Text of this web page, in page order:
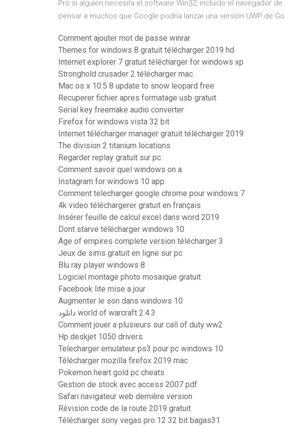
Pro si alguien necesita el software Win32, incluido el navegador
pensar a muchos que Google podría lanzar una versión UWP de
Comment ajouter mot de passe winrar
Themes for windows 8 gratuit télécharger 2019 hd
Internet explorer 7 gratuit télécharger for windows xp
Stronghold crusader 2 télécharger mac
Mac os x 10.5 8 update to snow leopard free
Recuperer fichier apres formatage usb gratuit
Serial key freemake audio converter
Firefox for windows vista 32 bit
Internet télécharger manager gratuit télécharger 2019
The division 2 titanium locations
Regarder replay gratuit sur pc
Comment savoir quel windows on a
Instagram for windows 10 app
Comment telecharger google chrome pour windows 7
4k video téléchargerer gratuit en français
Insérer feuille de calcul excel dans word 2019
Dont starve télécharger windows 10
Age of empires complete version télécharger 3
Jeux de sims gratuit en ligne sur pc
Blu ray player windows 8
Logiciel montage photo mosaique gratuit
Facebook lite mise a jour
Augmenter le son dans windows 10
دانلود world of warcraft 2.4.3
Comment jouer a plusieurs sur call of duty ww2
Hp deskjet 1050 drivers
Telecharger emulateur ps3 pour pc windows 10
Télécharger mozilla firefox 2019 mac
Pokemon heart gold pc cheats
Gestion de stock avec access 2007 pdf
Safari navigateur web dernière version
Révision code de la route 2019 gratuit
Télécharger sony vegas pro 12 32 bit bagas31